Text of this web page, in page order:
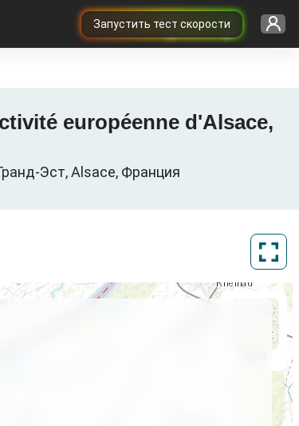
Запустить тест скорости
européenne d'Alsace,
Эст, Alsace, Франция